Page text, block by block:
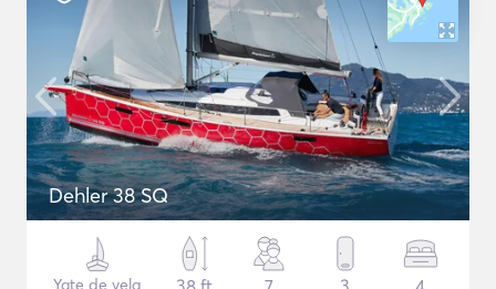
Dehler 38 SQ
Yate de vela